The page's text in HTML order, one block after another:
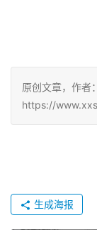
原创文章，作者
https://
生成海报